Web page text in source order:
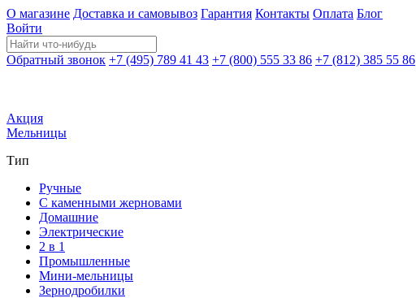
О магазине Доставка и самовывоз Гарантия Контакты Оплата Блог
Войти
Обратный звонок +7 (495) 789 41 43 +7 (800) 555 33 86 +7 (812) 385 55 86
Акция
Мельницы
Тип
Ручные
С каменными жерновами
Домашние
Электрические
2 в 1
Промышленные
Мини-мельницы
Зернодробилки